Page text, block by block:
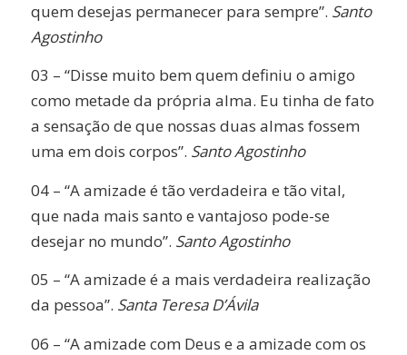
quem desejas permanecer para sempre”. Santo
Agostinho
03 – “Disse muito bem quem definiu o amigo
como metade da própria alma. Eu tinha de fato
a sensação de que nossas duas almas fossem
uma em dois corpos”. Santo Agostinho
04 – “A amizade é tão verdadeira e tão vital,
que nada mais santo e vantajoso pode-se
desejar no mundo”. Santo Agostinho
05 – “A amizade é a mais verdadeira realização
da pessoa”. Santa Teresa D’Ávila
06 – “A amizade com Deus e a amizade com os